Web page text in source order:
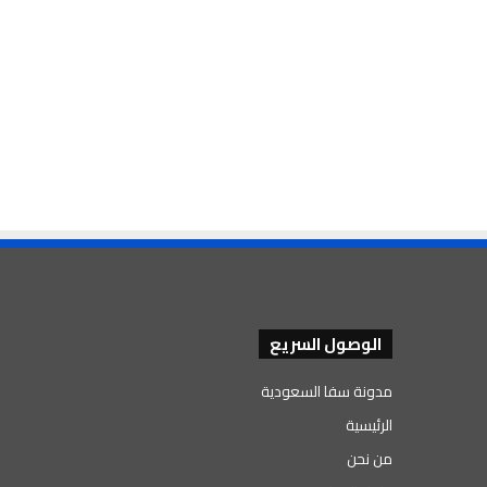
الوصول السريع
مدونة سفا السعودية
الرئيسية
من نحن